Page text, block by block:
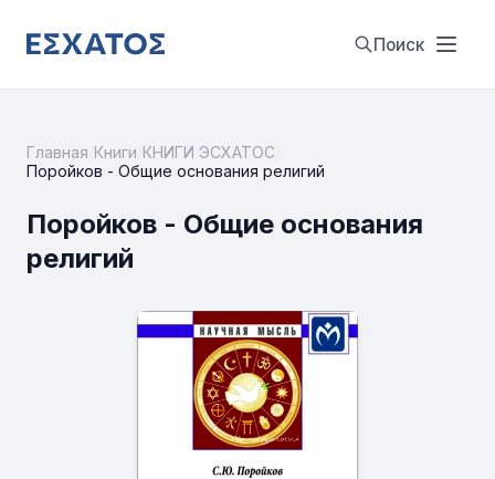
Поиск
Главная Книги КНИГИ ЭСХАТОС
Поройков - Общие основания религий
Поройков - Общие основания
религий